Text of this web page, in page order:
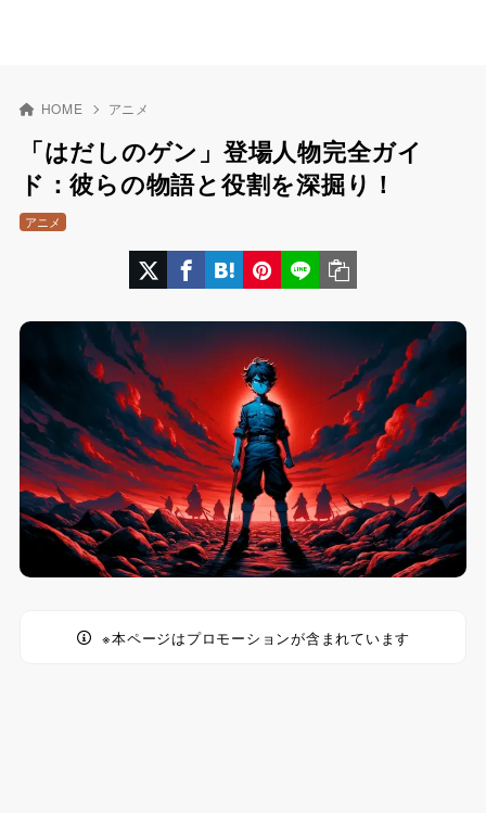
HOME アニメ
「はだしのゲン」登場人物完全ガイ
ド：彼らの物語と役割を深掘り！
アニメ
※本ページはプロモーションが含まれています